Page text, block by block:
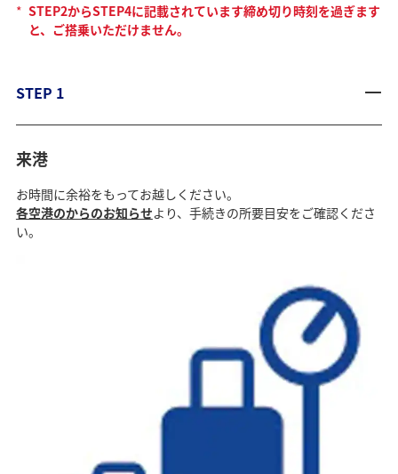
* STEP2からSTEP4に記載されています締め切り時刻を過ぎます
と、ご搭乗いただけません。
STEP 1
来港
お時間に余裕をもってお越しください。
各空港のからのお知らせより、手続きの所要目安をご確認くださ
い。